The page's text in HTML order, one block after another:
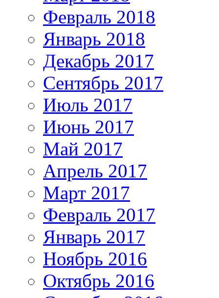
Февраль 2018
Январь 2018
Декабрь 2017
Сентябрь 2017
Июль 2017
Июнь 2017
Май 2017
Апрель 2017
Март 2017
Февраль 2017
Январь 2017
Ноябрь 2016
Октябрь 2016